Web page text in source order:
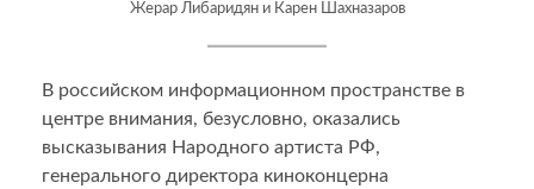
Жерар Либаридян и Карен Шахназаров
В российском информационном пространстве в
центре внимания, безусловно, оказались
высказывания Народного артиста РФ,
генерального директора киноконцерна